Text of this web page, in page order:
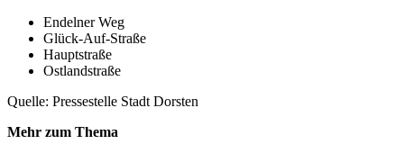
Endelner Weg
Glück-Auf-Straße
Hauptstraße
Ostlandstraße
Quelle: Pressestelle Stadt Dorsten
Mehr zum Thema